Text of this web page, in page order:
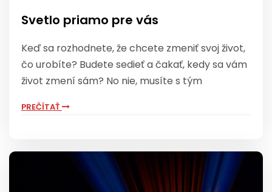
Svetlo priamo pre vás
Keď sa rozhodnete, že chcete zmeniť svoj život,
čo urobíte? Budete sedieť a čakať, kedy sa vám
život zmení sám? No nie, musíte s tým
PREČÍTAŤ